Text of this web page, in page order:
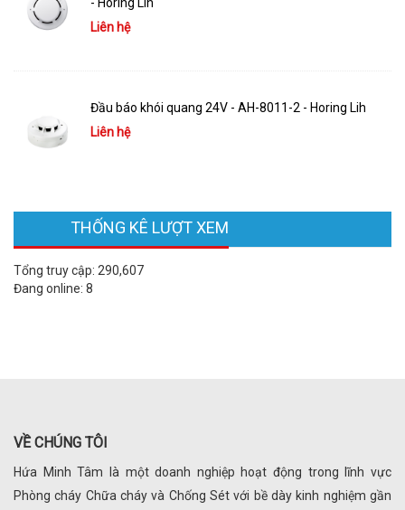
Liên hệ
Đầu báo khói quang 24V - AH-8011-2 - Horing Lih
Liên hệ
THỐNG KÊ LƯỢT XEM
Tổng truy cập: 290,607
Đang online: 8
VỀ CHÚNG TÔI
Hứa Minh Tâm là một doanh nghiệp hoạt động trong lĩnh vực
Phòng cháy Chữa cháy và Chống Sét với bề dày kinh nghiệm gần